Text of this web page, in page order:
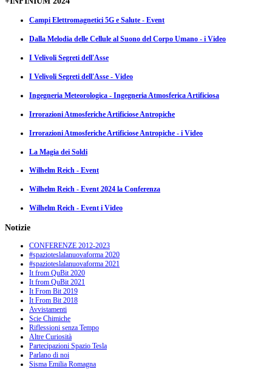
Campi Elettromagnetici 5G e Salute - Event
Dalla Melodia delle Cellule al Suono del Corpo Umano - i Video
I Velivoli Segreti dell'Asse
I Velivoli Segreti dell'Asse - Video
Ingegneria Meteorologica - Ingegneria Atmosferica Artificiosa
Irrorazioni Atmosferiche Artificiose Antropiche
Irrorazioni Atmosferiche Artificiose Antropiche - i Video
La Magia dei Soldi
Wilhelm Reich - Event
Wilhelm Reich - Event 2024 la Conferenza
Wilhelm Reich - Event i Video
Notizie
CONFERENZE 2012-2023
#spazioteslalanuovaforma 2020
#spazioteslalanuovaforma 2021
It from QuBit 2020
It from QuBit 2021
It From Bit 2019
It From Bit 2018
Avvistamenti
Scie Chimiche
Riflessioni senza Tempo
Altre Curiosità
Partecipazioni Spazio Tesla
Parlano di noi
Sisma Emilia Romagna